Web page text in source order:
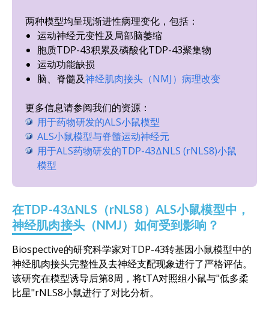
两种模型均呈现渐进性病理变化，包括：
运动神经元变性及局部脑萎缩
胞质TDP-43积累及磷酸化TDP-43聚集物
运动功能缺损
脑、脊髓及神经肌肉接头（NMJ）病理改变
更多信息请参阅我们的资源：
用于药物研发的ALS小鼠模型
ALS小鼠模型与脊髓运动神经元
用于ALS药物研发的TDP-43ΔNLS (rNLS8)小鼠
模型
在TDP-43ΔNLS（rNLS8）ALS小鼠模型中，
神经肌肉接头（NMJ）如何受到影响？
Biospective的研究科学家对TDP-43转基因小鼠模型中的
神经肌肉接头完整性及去神经支配现象进行了严格评估。
该研究在模型诱导后第8周，将tTA对照组小鼠与"低多柔
比星"rNLS8小鼠进行了对比分析。